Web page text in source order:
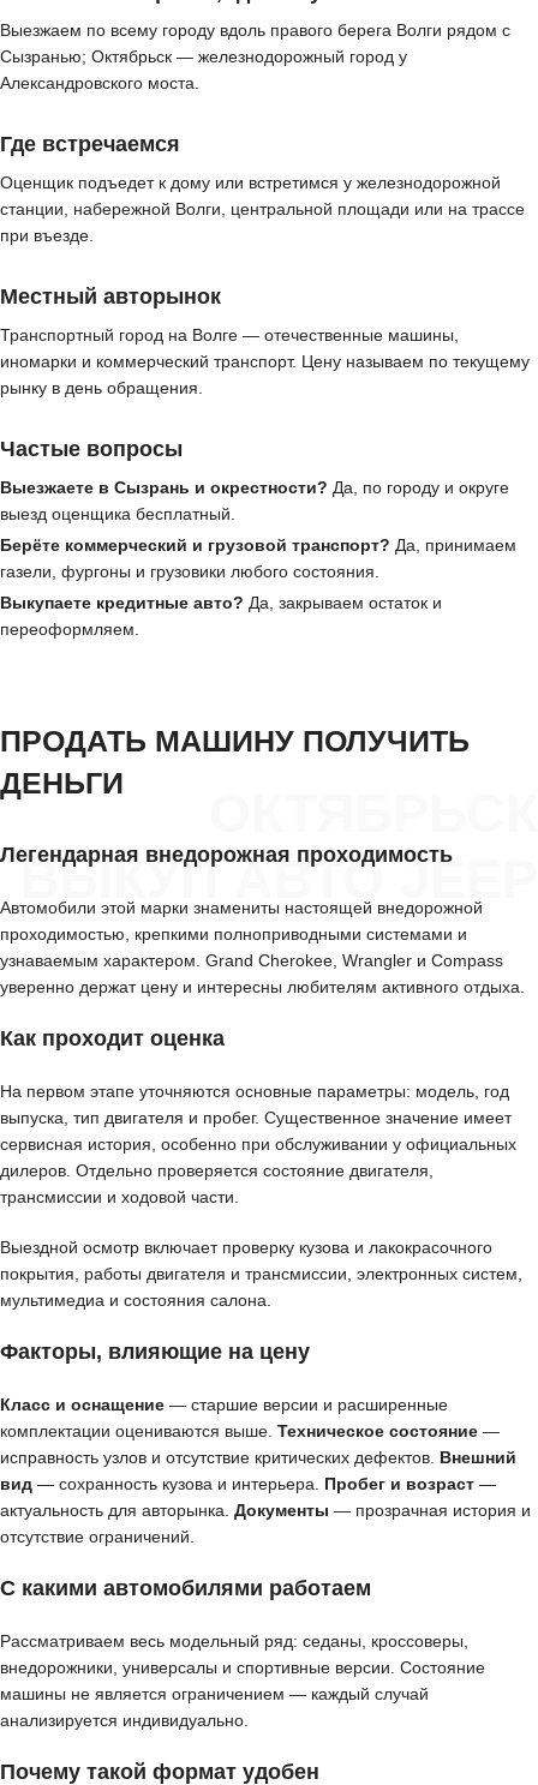
Выезжаем по всему городу вдоль правого берега Волги рядом с
Сызранью; Октябрьск — железнодорожный город у
Александровского моста.
Где встречаемся
Оценщик подъедет к дому или встретимся у железнодорожной
станции, набережной Волги, центральной площади или на трассе
при въезде.
Местный авторынок
Транспортный город на Волге — отечественные машины,
иномарки и коммерческий транспорт. Цену называем по текущему
рынку в день обращения.
Частые вопросы
Выезжаете в Сызрань и окрестности? Да, по городу и округе
выезд оценщика бесплатный.
Берёте коммерческий и грузовой транспорт? Да, принимаем
газели, фургоны и грузовики любого состояния.
Выкупаете кредитные авто? Да, закрываем остаток и
переоформляем.
ВЫКУП АВТО JEEP
ПРОДАТЬ МАШИНУ ПОЛУЧИТЬ
ДЕНЬГИ
Легендарная внедорожная проходимость
Автомобили этой марки знамениты настоящей внедорожной
проходимостью, крепкими полноприводными системами и
узнаваемым характером. Grand Cherokee, Wrangler и Compass
уверенно держат цену и интересны любителям активного отдыха.
Как проходит оценка
На первом этапе уточняются основные параметры: модель, год
выпуска, тип двигателя и пробег. Существенное значение имеет
сервисная история, особенно при обслуживании у официальных
дилеров. Отдельно проверяется состояние двигателя,
трансмиссии и ходовой части.
Выездной осмотр включает проверку кузова и лакокрасочного
покрытия, работы двигателя и трансмиссии, электронных систем,
мультимедиа и состояния салона.
Факторы, влияющие на цену
Класс и оснащение — старшие версии и расширенные
комплектации оцениваются выше. Техническое состояние —
исправность узлов и отсутствие критических дефектов. Внешний
вид — сохранность кузова и интерьера. Пробег и возраст —
актуальность для авторынка. Документы — прозрачная история и
отсутствие ограничений.
С какими автомобилями работаем
Рассматриваем весь модельный ряд: седаны, кроссоверы,
внедорожники, универсалы и спортивные версии. Состояние
машины не является ограничением — каждый случай
анализируется индивидуально.
Почему такой формат удобен